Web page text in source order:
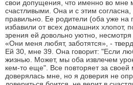
свои допущения, что именно во мне
счастливыми. Она и с этим согласна,
правильно. Ее родители (оба уже на
избавили от всех домашних хлопот,
зрения ей довольно уютно, несмотря
«Они меня любят, заботятся», -
Ей 30, мне 39. Она говорит: "Если
жизнью. Может, мы оба извлечем
кем-то еще". Все повторяет за своей
доверялась мне, но я доверия не